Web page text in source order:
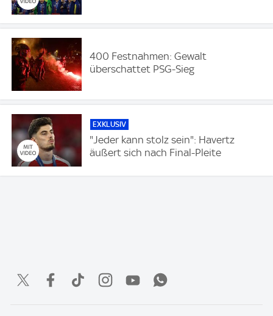
400 Festnahmen: Gewalt
überschattet PSG-Sieg
EXKLUSIV
"Jeder kann stolz sein": Havertz
äußert sich nach Final-Pleite